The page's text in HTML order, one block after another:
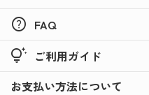
help FAQ
tips_and_updates ご利用ガイド
お支払い方法について